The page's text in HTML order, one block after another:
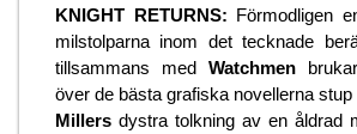
KNIGHT RETURNS: Förmodligen
milstolparna inom det tecknade
tillsammans med Watchmen
över de bästa grafiska novellerna stup
Millers dystra tolkning av en åldrad